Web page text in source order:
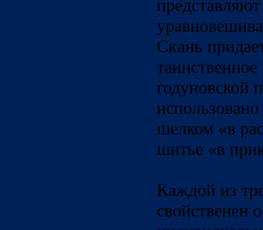
Скань
годуновской
шелком «в
шитье «в
Каждой из
свойственен